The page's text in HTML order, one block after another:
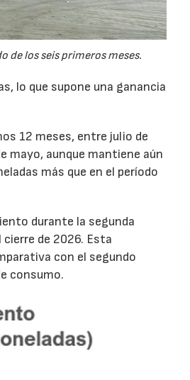
de los seis primeros meses.
lo que supone una ganancia
12 meses, entre julio de
mayo, aunque mantiene aún
más que en el período
durante la segunda
de 2026. Esta
con el segundo
consumo.